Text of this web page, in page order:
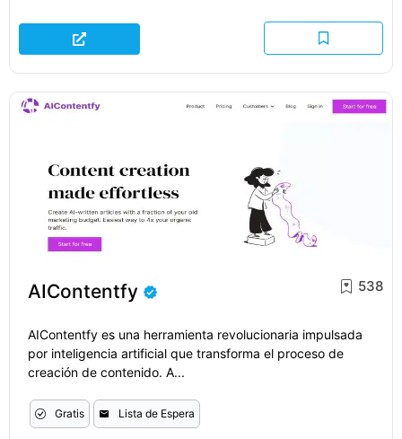
AIContentfy 538
AIContentfy es una herramienta revolucionaria impulsada
por inteligencia artificial que transforma el proceso de
creación de contenido. A...
Gratis Lista de Espera